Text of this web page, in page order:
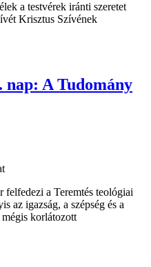
a testvérek iránti szeretet
Krisztus Szívének
nap: A Tudomány
felfedezi a Teremtés teológiai
az igazság, a szépség és a
mégis korlátozott